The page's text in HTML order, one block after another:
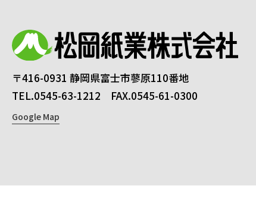
〒416-0931 静岡県富士市蓼原110番地
TEL.0545-63-1212 FAX.0545-61-0300
Google Map